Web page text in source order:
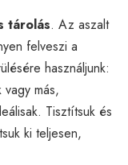
tárolás. Az aszalt
felveszi a
használjunk:
más,
Tisztítsuk és
ki teljesen,